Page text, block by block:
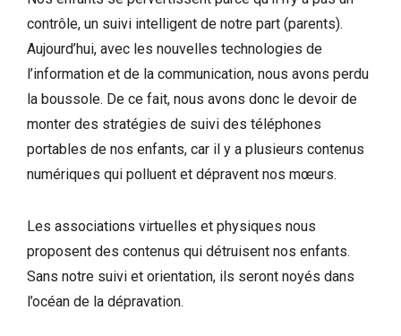
contrôle, un suivi intelligent de notre part (parents).
Aujourd’hui, avec les nouvelles technologies de
l’information et de la communication, nous avons perdu
la boussole. De ce fait, nous avons donc le devoir de
monter des stratégies de suivi des téléphones
portables de nos enfants, car il y a plusieurs contenus
numériques qui polluent et dépravent nos mœurs.
Les associations virtuelles et physiques nous
proposent des contenus qui détruisent nos enfants.
Sans notre suivi et orientation, ils seront noyés dans
l’océan de la dépravation.